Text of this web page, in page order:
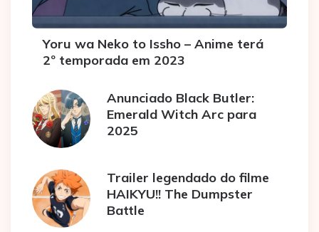
Yoru wa Neko to Issho – Anime terá
2º temporada em 2023
Anunciado Black Butler:
Emerald Witch Arc para
2025
Trailer legendado do filme
HAIKYU!! The Dumpster
Battle